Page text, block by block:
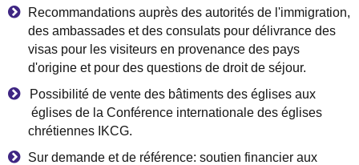
Recommandations auprès des autorités de l'immigration,
des ambassades et des consulats pour dé livrance des
visas pour les visiteurs en provenance des pays
d'origine et pour des questions de droit de séjour.
Possibilité de vente des bâtiments des églises aux
églises de la Conférence internationale des églises
chrétiennes IKCG.
Sur demande et de référence: soutien financier aux